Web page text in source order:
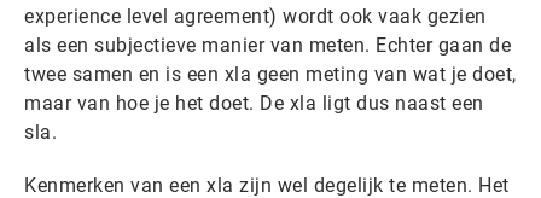
experience level agreement) wordt ook vaak gezien
als een subjectieve manier van meten. Echter gaan de
twee samen en is een xla geen meting van wat je doet,
maar van hoe je het doet. De xla ligt dus naast een
sla.
Kenmerken van een xla zijn wel degelijk te meten. Het